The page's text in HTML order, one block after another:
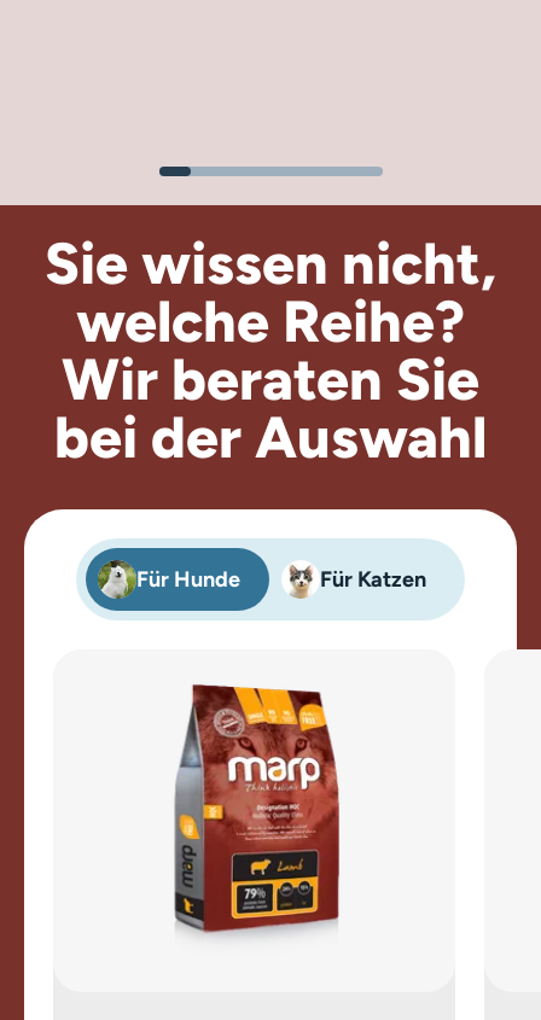
Sie wissen nicht,
welche Reihe?
Wir beraten Sie
bei der Auswahl
Für Hunde Für Katzen